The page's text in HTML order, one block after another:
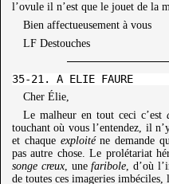
l’ovule il n’est que le jouet de la
Bien affectueusement à vous
LF Destouches
Cher Élie,
Le malheur en tout ceci c’est
touchant où vous l’entendez, il
et chaque exploiténe demande
pas autre chose. Le prolétariat
songe creux, unefaribole, d’où
de toutes ces imageries